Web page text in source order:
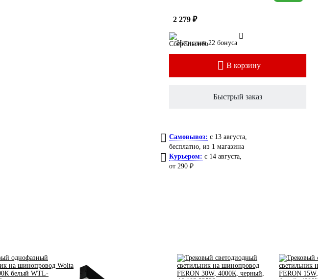
2 279 ₽
Начислим 22 бонуса
В корзину
Быстрый заказ
Самовывоз: c 13 августа,
бесплатно , из 1 магазина
Курьером: c 14 августа,
от 290 ₽